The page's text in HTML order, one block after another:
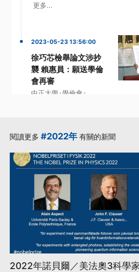
更多...
2023-05-23 13:56:00
徐巧芯檢舉論文涉抄
襲 賴惠員：願送學倫
會再審
中正大學·學倫會 ·
閱讀更多 #2022年 有關的新聞
2022年諾貝爾／美法奧3科學